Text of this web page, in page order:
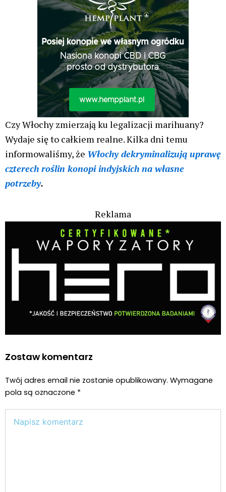
Czy Włochy zmierzają ku legalizacji marihuany?
Wydaje się to całkiem realne. Kilka dni temu
informowaliśmy, że Włochy dekryminalizują uprawę
czterech roślin konopi indyjskich na własne
potrzeby.
Reklama
Zostaw komentarz
Twój adres email nie zostanie opublikowany. Wymagane
pola są oznaczone *
tutaj..